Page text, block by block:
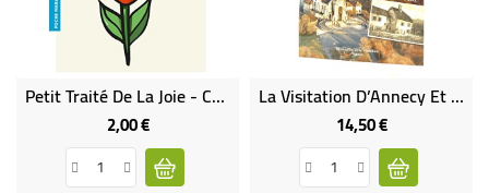
Petit Traité De La Joie - Consentir À La Vie (Occasion)
2,00 €Prix
La Visitation D’Annecy Et L’Ordre De La Visitation Sainte Marie. 400 Ans De Vie Et D’histoire
14,50 €Prix